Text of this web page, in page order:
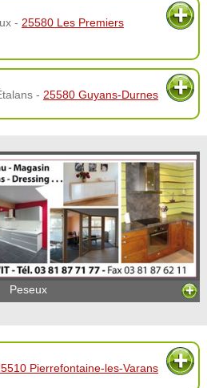
- 25580 Les Premiers
- 25580 Guyans-Durnes
Peseux
Pierrefontaine-les-Varans